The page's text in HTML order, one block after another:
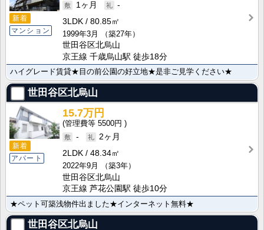
新着
マンション
1ヶ月
-
3LDK
80.85㎡
1999年3月
（築27年）
世田谷区北烏山
京王線 千歳烏山駅 徒歩18分
ハイグレード賃貸★目の前公園の好立地★是非ご見学ください★
世田谷区北烏山
新着
アパート
15.7万円
5500円
-
2ヶ月
2LDK
48.34㎡
2022年9月
（築3年）
世田谷区北烏山
京王線 芦花公園駅 徒歩10分
★ペット可築浅物件出ました★インターネット無料★
世田谷区北烏山